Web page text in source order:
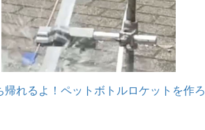
帰れるよ！ペットボトルロケットを作ろ